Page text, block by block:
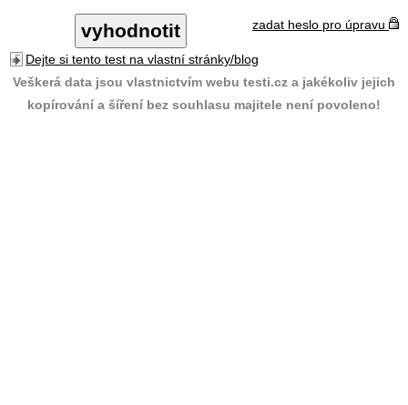
zadat heslo pro úpravu
Dejte si tento test na vlastní stránky/blog
Veškerá data jsou vlastnictvím webu testi.cz a jakékoliv jejich
kopírování a šíření bez souhlasu majitele není povoleno!